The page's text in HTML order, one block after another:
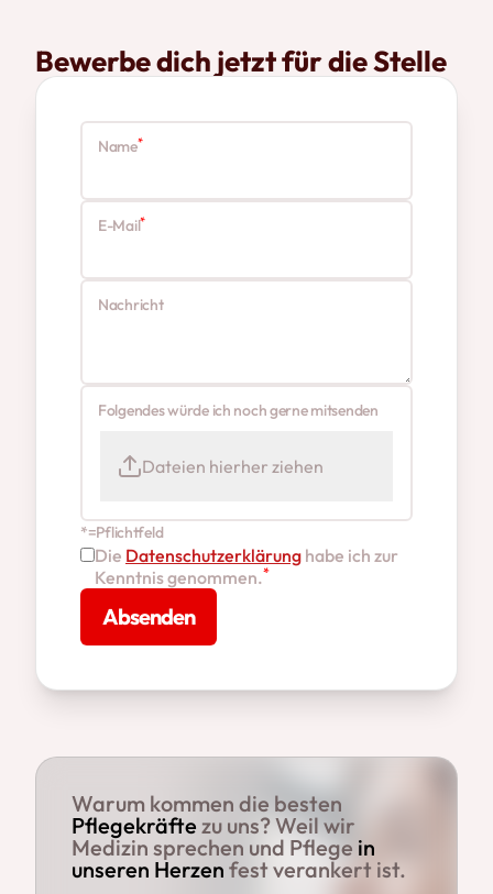
Bewerbe dich jetzt für die Stelle
Name*
E-Mail*
Nachricht
Folgendes würde ich noch gerne mitsenden
Dateien hierher ziehen
*=Pflichtfeld
Die Datenschutzerklärung habe ich zur
Kenntnis genommen.*
Absenden
Warum kommen die besten
Pflegekräfte zu uns? Weil wir
Medizin sprechen und Pflege in
unseren Herzen fest verankert ist.